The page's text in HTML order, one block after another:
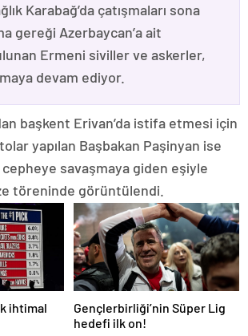
Karabağ’da çatışmaları sona
gereği Azerbaycan’a ait
Ermeni siviller ve askerler,
devam ediyor.
başkent Erivan’da istifa etmesi için
yapılan Başbakan Paşinyan ise
savaşmaya giden eşiyle
töreninde görüntülendi.
ihtimal
Gençlerbirliği’nin Süper Lig
hedefi ilk on!